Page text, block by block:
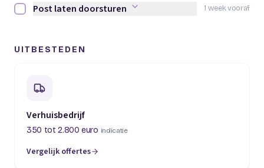
1 week vooraf
Post laten doorsturen afvinken
Post laten doorsturen
UITBESTEDEN
Verhuisbedrijf
350 tot 2.800 euro indicatie
Vergelijk offertes
(opent in een nieuw tabblad)